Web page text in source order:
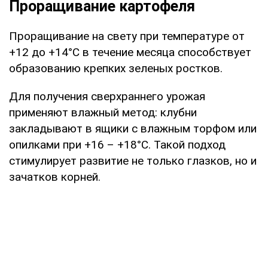
Проращивание картофеля
Проращивание на свету при температуре от
+12 до +14°C в течение месяца способствует
образованию крепких зеленых ростков.
Для получения сверхраннего урожая
применяют влажный метод: клубни
закладывают в ящики с влажным торфом или
опилками при +16 – +18°C. Такой подход
стимулирует развитие не только глазков, но и
зачатков корней.